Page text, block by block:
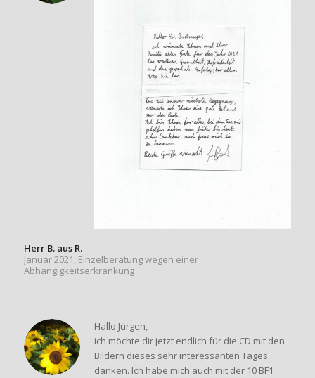
Herr B. aus R.
Januar 2021, Einzelberatung wegen einer
Abhängigkeitserkrankung
Hallo Jürgen,
ich möchte dir jetzt endlich für die CD mit den
Bildern dieses sehr interessanten Tages
danken. Ich habe mich auch mit der 10 BF1